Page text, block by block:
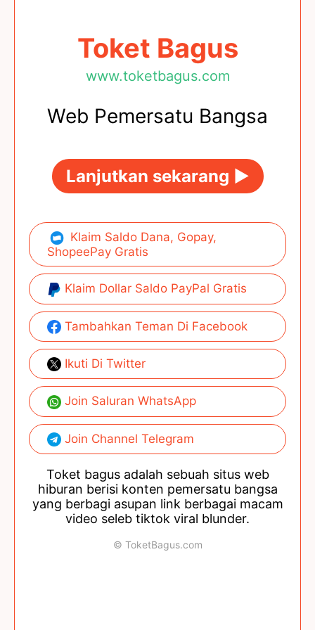
Toket Bagus
www.toketbagus.com
Web Pemersatu Bangsa
Lanjutkan sekarang ►
Klaim Saldo Dana, Gopay,
ShopeePay Gratis
Klaim Dollar Saldo PayPal Gratis
Tambahkan Teman Di Facebook
Ikuti Di Twitter
Join Saluran WhatsApp
Join Channel Telegram
Toket bagus adalah sebuah situs web
hiburan berisi konten pemersatu bangsa
yang berbagi asupan link berbagai macam
video seleb tiktok viral blunder.
© ToketBagus.com